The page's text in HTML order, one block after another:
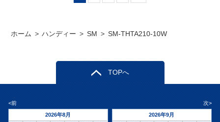
ホーム > ハンディー > SM > SM-THTA210-10W
TOPへ
<前
次>
2026年8月
2026年9月